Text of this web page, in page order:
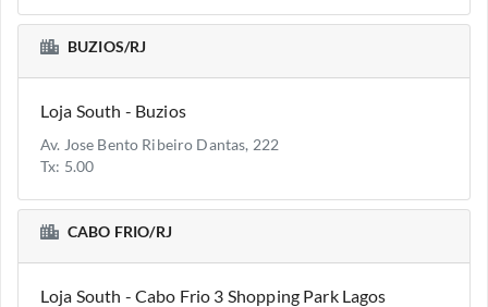
BUZIOS/RJ
Loja South - Buzios
Av. Jose Bento Ribeiro Dantas, 222
Tx: 5.00
CABO FRIO/RJ
Loja South - Cabo Frio 3 Shopping Park Lagos